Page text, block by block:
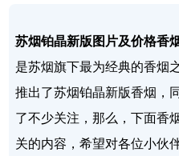
苏烟铂晶新版图片及价格香
是苏烟旗下最为经典的香烟
推出了苏烟铂晶新版香烟，
了不少关注，那么，下面香
关的内容，希望对各位小伙